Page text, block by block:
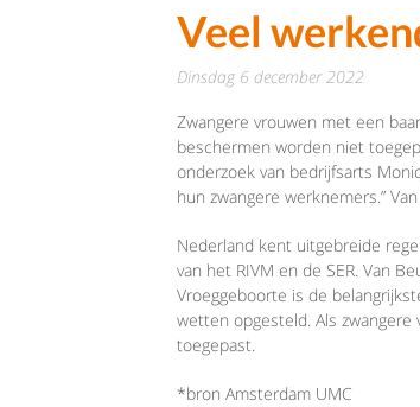
Veel
dinsdag 6 december 2022
Zwangere vrouwen met een
beschermen worden niet
onderzoek van bedrijfsarts
hun zwangere werknemers.”
Nederland kent uitgebreide
van het RIVM en de SER. Van
Vroeggeboorte is de
wetten opgesteld. Als
toegepast.
*bron Amsterdam UMC